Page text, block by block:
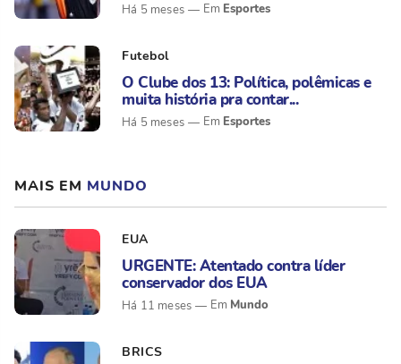
Há 5 meses Esportes
Futebol
O Clube dos 13: Política, polêmicas e
muita história pra contar...
Há 5 meses Esportes
MAIS EM MUNDO
EUA
URGENTE: Atentado contra líder
conservador dos EUA
Há 11 meses Mundo
BRICS